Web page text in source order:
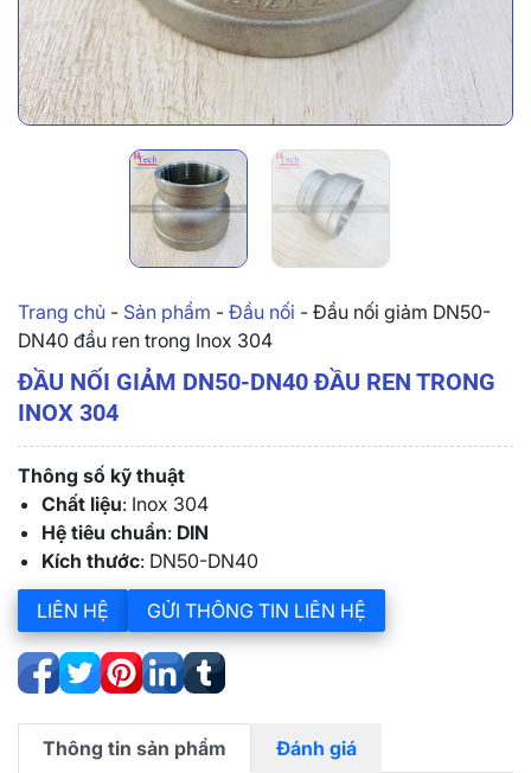
Trang chủ - Sản phẩm - Đầu nối - Đầu nối giảm DN50-
DN40 đầu ren trong Inox 304
ĐẦU NỐI GIẢM DN50-DN40 ĐẦU REN TRONG
INOX 304
Thông số kỹ thuật
Chất liệu: Inox 304
Hệ tiêu chuẩn: DIN
Kích thước: DN50-DN40
LIÊN HỆ GỬI THÔNG TIN LIÊN HỆ
Thông tin sản phẩm Đánh giá